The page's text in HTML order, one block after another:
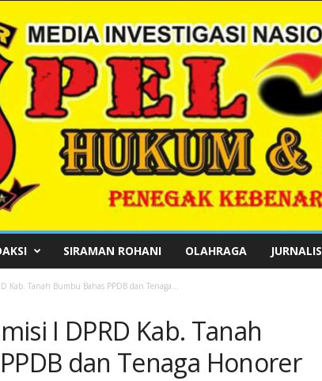
SIRAMAN ROHANI OLAHRAGA JURNALIS
Kab. Tanah Bumbu Bahas PPDB dan Tenaga...
I DPRD Kab. Tanah
dan Tenaga Honorer